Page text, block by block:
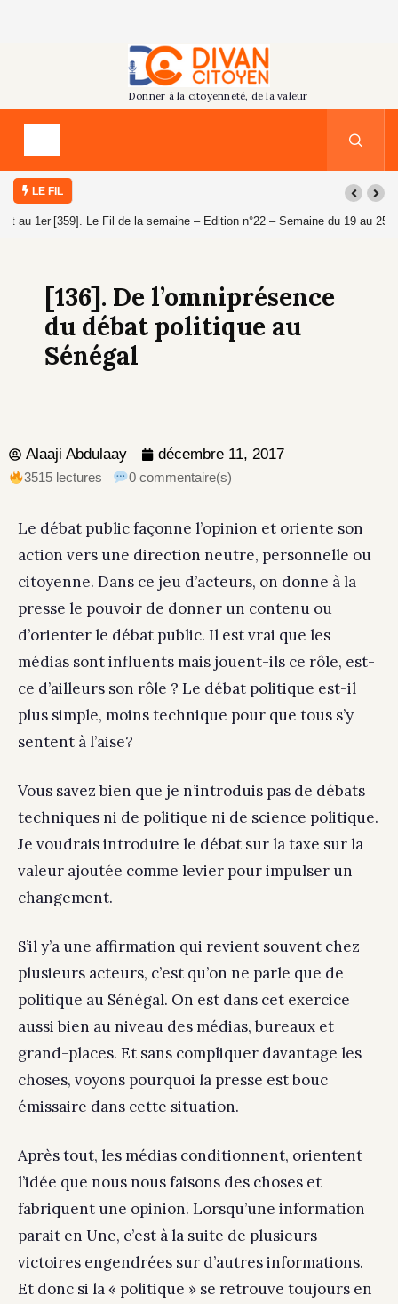
LE FIL
[359]. Le Fil de la semaine – Edition n°22 – Semaine du 19 au 25 juillet
[136]. De l’omniprésence
du débat politique au
Sénégal
Alaaji Abdulaay décembre 11, 2017
3515 lectures 0 commentaire(s)
Le débat public façonne l’opinion et oriente son
action vers une direction neutre, personnelle ou
citoyenne. Dans ce jeu d’acteurs, on donne à la
presse le pouvoir de donner un contenu ou
d’orienter le débat public. Il est vrai que les
médias sont influents mais jouent-ils ce rôle, est-
ce d’ailleurs son rôle ? Le débat politique est-il
plus simple, moins technique pour que tous s’y
sentent à l’aise?
Vous savez bien que je n’introduis pas de débats
techniques ni de politique ni de science politique.
Je voudrais introduire le débat sur la taxe sur la
valeur ajoutée comme levier pour impulser un
changement.
S’il y’a une affirmation qui revient souvent chez
plusieurs acteurs, c’est qu’on ne parle que de
politique au Sénégal. On est dans cet exercice
aussi bien au niveau des médias, bureaux et
grand-places. Et sans compliquer davantage les
choses, voyons pourquoi la presse est bouc
émissaire dans cette situation.
Après tout, les médias conditionnent, orientent
l’idée que nous nous faisons des choses et
fabriquent une opinion. Lorsqu’une information
parait en Une, c’est à la suite de plusieurs
victoires engendrées sur d’autres informations.
Et donc si la « politique » se retrouve toujours en